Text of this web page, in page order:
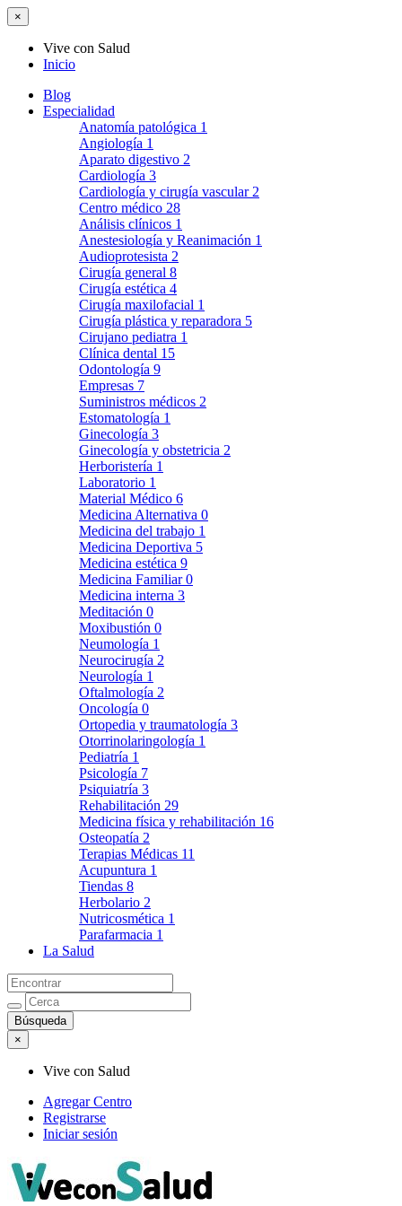
×
Vive con Salud
Inicio
Blog
Especialidad
Anatomía patológica 1
Angiología 1
Aparato digestivo 2
Cardiología 3
Cardiología y cirugía vascular 2
Centro médico 28
Análisis clínicos 1
Anestesiología y Reanimación 1
Audioprotesista 2
Cirugía general 8
Cirugía estética 4
Cirugía maxilofacial 1
Cirugía plástica y reparadora 5
Cirujano pediatra 1
Clínica dental 15
Odontología 9
Empresas 7
Suministros médicos 2
Estomatología 1
Ginecología 3
Ginecología y obstetricia 2
Herboristería 1
Laboratorio 1
Material Médico 6
Medicina Alternativa 0
Medicina del trabajo 1
Medicina Deportiva 5
Medicina estética 9
Medicina Familiar0
Medicina interna 3
Meditación 0
Moxibustión 0
Neumología 1
Neurocirugía 2
Neurología 1
Oftalmología 2
Oncología 0
Ortopedia y traumatología 3
Otorrinolaringología 1
Pediatría 1
Psicología 7
Psiquiatría 3
Rehabilitación 29
Medicina física y rehabilitación 16
Osteopatía 2
Terapias Médicas 11
Acupuntura 1
Tiendas 8
Herbolario 2
Nutricosmética 1
Parafarmacia 1
La Salud
×
Vive con Salud
Agregar Centro
Registrarse
Iniciar sesión